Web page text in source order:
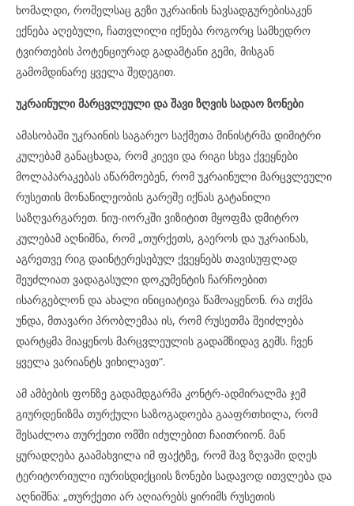
ხომალდი, რომელსაც გეზი უკრაინის ნავსადგურებისაკენ
ექნება აღებული, ჩათვლილი იქნება როგორც სამხედრო
ტვირთების პოტენციურად გადამტანი გემი, მისგან
გამომდინარე ყველა შედეგით.
უკრაინული მარცვლეული და შავი ზღვის სადაო ზონები
ამასობაში უკრაინის საგარეო საქმეთა მინისტრმა დიმიტრი
კულებამ განაცხადა, რომ კიევი და რიგი სხვა ქვეყნები
მოლაპარაკებას აწარმოებენ, რომ უკრაინული მარცვლეული
რუსეთის მონაწილეობის გარეშე იქნას გატანილი
საზღვარგარეთ. ნიუ-იორკში ვიზიტით მყოფმა დმიტრო
კულებამ აღნიშნა, რომ „თურქეთს, გაეროს და უკრაინას,
აგრეთვე რიგ დაინტერესებულ ქვეყნებს თავისუფლად
შეუძლიათ ვადაგასული დოკუმენტის ჩარჩოებით
ისარგებლონ და ახალი ინიციატივა წამოაყენონ. რა თქმა
უნდა, მთავარი პრობლემაა ის, რომ რუსეთმა შეიძლება
დარტყმა მიაყენოს მარცვლეულის გადამზიდავ გემს. ჩვენ
ყველა ვარიანტს ვიხილავთ“.
ამ ამბების ფონზე გადამდგარმა კონტრ-ადმირალმა ჯემ
გიურდენიზმა თურქული საზოგადოება გააფრთხილა, რომ
შესაძლოა თურქეთი ომში იძულებით ჩაითრიონ. მან
ყურადღება გაამახვილა იმ ფაქტზე, რომ შავ ზღვაში დღეს
ტერიტორიული იურისდიქციის ზონები სადავოდ ითვლება და
აღნიშნა: „თურქეთი არ აღიარებს ყირიმს რუსეთის